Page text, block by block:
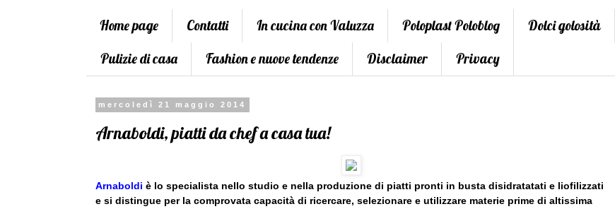
Home page Contatti In cucina con Valuzza Poloplast Poloblog Dolci golosità
Pulizie di casa
Fashion e nuove tendenze Disclaimer Privacy
mercoledì 21 maggio 2014
Arnaboldi, piatti da chef a casa tua!
Arnaboldi è lo specialista nello studio e nella produzione di piatti pronti in busta disidratatati e liofilizzati
e si distingue per la comprovata capacità di ricercare, selezionare e utilizzare materie prime di altissima